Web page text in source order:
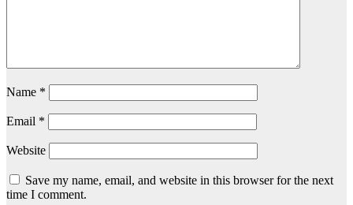
Name *
Email *
Website
Save my name, email, and website in this browser for the next
time I comment.